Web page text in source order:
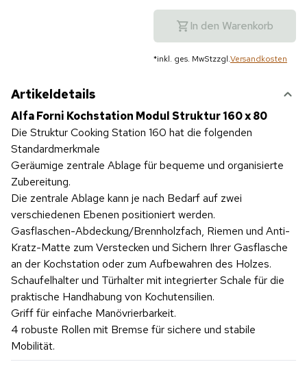
In den Warenkorb
*inkl. ges. MwStzzgl.Versandkosten
Artikeldetails
Alfa Forni Kochstation Modul Struktur 160 x 80
Die Struktur Cooking Station 160 hat die folgenden
Standardmerkmale
Geräumige zentrale Ablage für bequeme und organisierte
Zubereitung.
Die zentrale Ablage kann je nach Bedarf auf zwei
verschiedenen Ebenen positioniert werden.
Gasflaschen-Abdeckung/Brennholzfach, Riemen und Anti-
Kratz-Matte zum Verstecken und Sichern Ihrer Gasflasche
an der Kochstation oder zum Aufbewahren des Holzes.
Schaufelhalter und Türhalter mit integrierter Schale für die
praktische Handhabung von Kochutensilien.
Griff für einfache Manövrierbarkeit.
4 robuste Rollen mit Bremse für sichere und stabile
Mobilität.